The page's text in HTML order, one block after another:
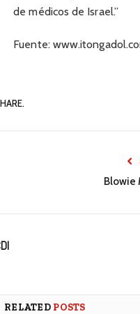
de médicos de Israel.”
Fuente:
Blowie
RELATED POSTS